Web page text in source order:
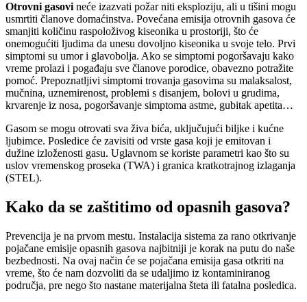
Otrovni gasovi neće izazvati požar niti eksploziju, ali u tišini mogu
usmrtiti članove domaćinstva. Povećana emisija otrovnih gasova će
smanjiti količinu raspoloživog kiseonika u prostoriji, što će
onemogućiti ljudima da unesu dovoljno kiseonika u svoje telo. Prvi
simptomi su umor i glavobolja. Ako se simptomi pogoršavaju kako
vreme prolazi i pogađaju sve članove porodice, obavezno potražite
pomoć. Prepoznatljivi simptomi trovanja gasovima su malaksalost,
mučnina, uznemirenost, problemi s disanjem, bolovi u grudima,
krvarenje iz nosa, pogoršavanje simptoma astme, gubitak apetita…
Gasom se mogu otrovati sva živa bića, uključujući biljke i kućne
ljubimce. Posledice će zavisiti od vrste gasa koji je emitovan i
dužine izloženosti gasu. Uglavnom se koriste parametri kao što su
uslov vremenskog proseka (TWA) i granica kratkotrajnog izlaganja
(STEL).
Kako da se zaštitimo od opasnih gasova?
Prevencija je na prvom mestu. Instalacija sistema za rano otkrivanje
pojačane emisije opasnih gasova najbitniji je korak na putu do naše
bezbednosti. Na ovaj način će se pojačana emisija gasa otkriti na
vreme, što će nam dozvoliti da se udaljimo iz kontaminiranog
područja, pre nego što nastane materijalna šteta ili fatalna posledica.